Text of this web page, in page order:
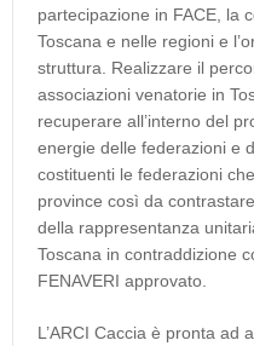
partecipazione in FACE, la
Toscana e nelle regioni e
struttura. Realizzare il
associazioni venatorie in
recuperare all’interno del
energie delle federazioni e
costituenti le federazioni
province così da
della rappresentanza
Toscana in contraddizione
FENAVERI approvato.
L’ARCI Caccia è pronta ad